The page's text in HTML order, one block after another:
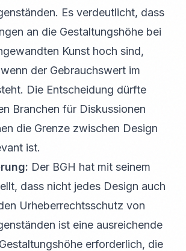
Es verdeutlicht, dass
an die Gestaltungshöhe bei
Kunst hoch sind,
der Gebrauchswert im
Die Entscheidung dürfte
Branchen für Diskussionen
die Grenze zwischen Design
ist.
Der BGH hat mit seinem
dass nicht jedes Design auch
Urheberrechtsschutz von
ist eine ausreichende
erforderlich, die